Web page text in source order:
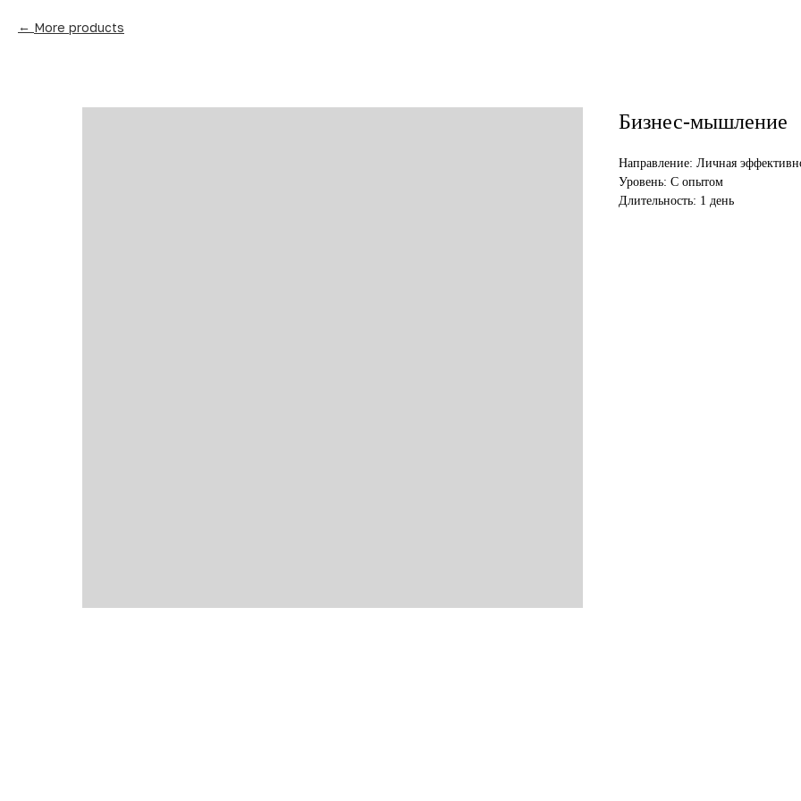
More products
Бизнес-мышление
Направление: Личная
Уровень: С опытом
Длительность: 1 день